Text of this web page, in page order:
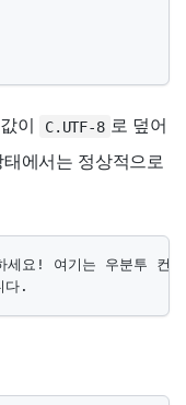
이 C.UTF-8 로 덮어
에서는 정상적으로
요! 여기는 우분투 컨테
다.